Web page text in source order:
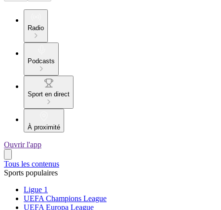
Radio
Podcasts
Sport en direct
À proximité
Ouvrir l'app
Tous les contenus
Sports populaires
Ligue 1
UEFA Champions League
UEFA Europa League